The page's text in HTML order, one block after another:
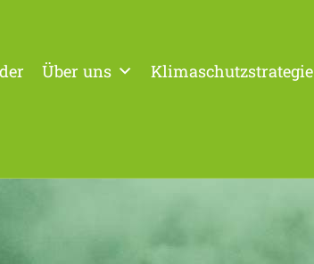
Über uns
Klimaschutzstrategie